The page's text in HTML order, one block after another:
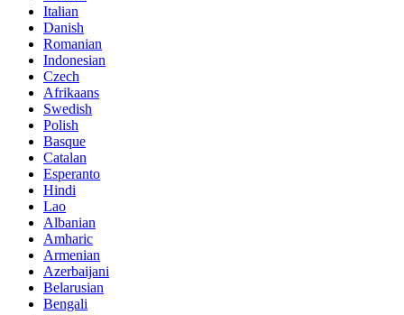
Italian
Danish
Romanian
Indonesian
Czech
Afrikaans
Swedish
Polish
Basque
Catalan
Esperanto
Hindi
Lao
Albanian
Amharic
Armenian
Azerbaijani
Belarusian
Bengali